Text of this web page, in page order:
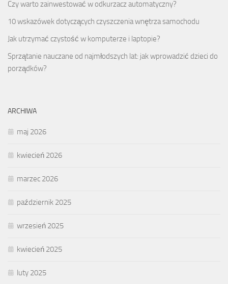
Czy warto zainwestować w odkurzacz automatyczny?
10 wskazówek dotyczących czyszczenia wnętrza samochodu
Jak utrzymać czystość w komputerze i laptopie?
Sprzątanie nauczane od najmłodszych lat: jak wprowadzić dzieci do
porządków?
ARCHIWA
maj 2026
kwiecień 2026
marzec 2026
październik 2025
wrzesień 2025
kwiecień 2025
luty 2025